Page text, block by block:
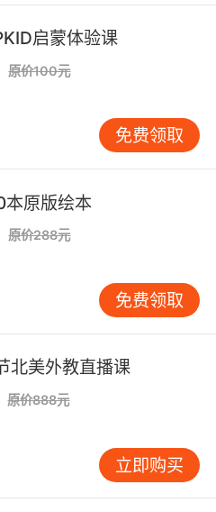
过几个方面观察孩子的
孩子能否听懂老师的课
的大意？ 2.口语表达：
用简单句子进行沟通？
意接触英语绘本，并能
4.写作能力：小学阶段主
句子，能正确拼写学过
子稳步提升的建议 在小
立信心比追求级别更重
天安排15-20分钟的英语
看动画或读绘本等有趣
胆开口：创造轻松的氛
，可以通过英语游戏来练
图文并茂的绘本开始，
•形成家校合力：定期
度，使家庭辅导与学校
的理性看待 是否让孩子
阶段性检测，但不应成
核心是打好基础、培养
兴趣且学有余力，参加
少儿英语）能带来成就
考。但切记不要给孩子
启蒙体验课
原价100元
免费领取
本原版绘本
原价288元
免费领取
北美外教直播课
原价888元
立即购买